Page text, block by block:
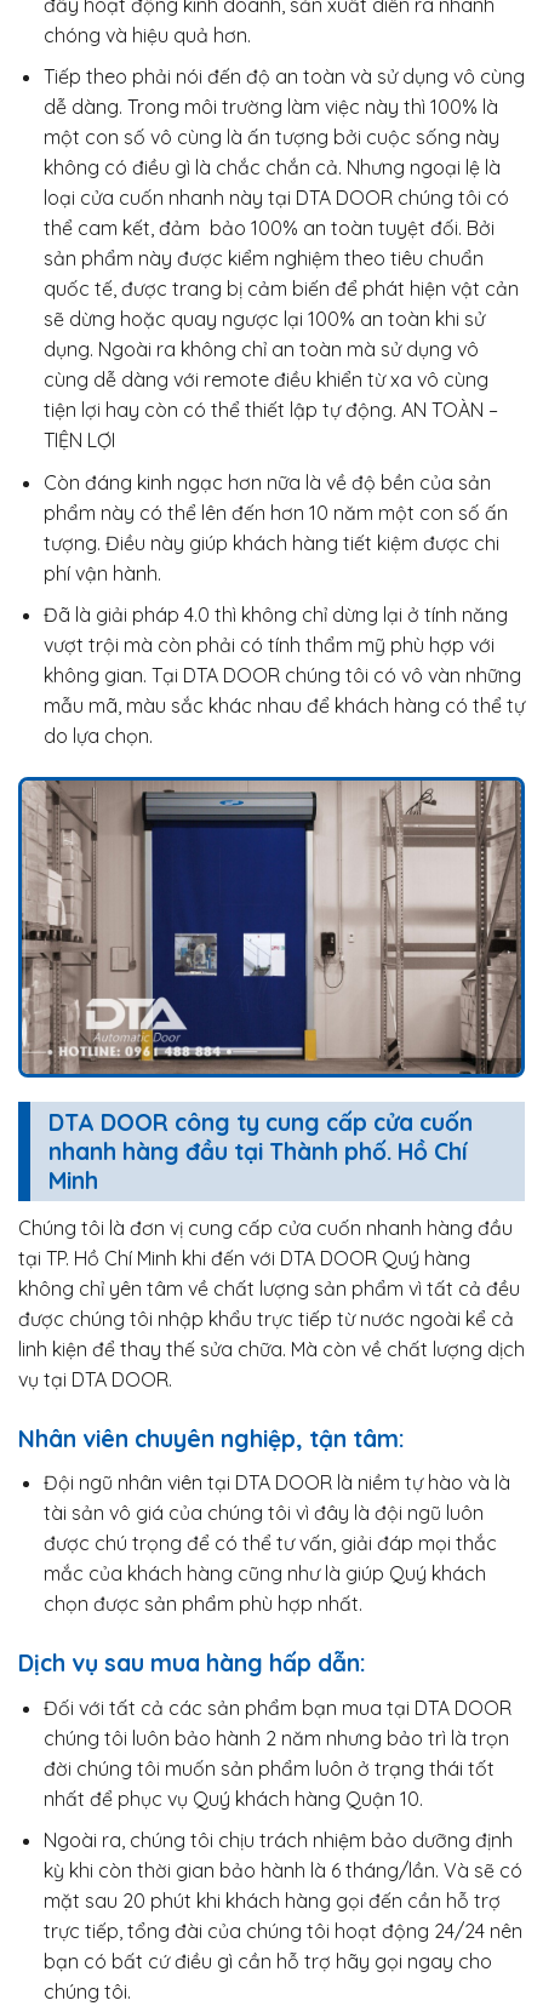
chóng và hiệu quả hơn.
Tiếp theo phải nói đến độ an toàn và sử dụng vô cùng
dễ dàng. Trong môi trường làm việc này thì 100% là
một con số vô cùng là ấn tượng bởi cuộc sống này
không có điều gì là chắc chắn cả. Nhưng ngoại lệ là
loại cửa cuốn nhanh này tại DTA DOOR chúng tôi có
thể cam kết, đảm bảo 100% an toàn tuyệt đối. Bởi
sản phẩm này được kiểm nghiệm theo tiêu chuẩn
quốc tế, được trang bị cảm biến để phát hiện vật cản
sẽ dừng hoặc quay ngược lại 100% an toàn khi sử
dụng. Ngoài ra không chỉ an toàn mà sử dụng vô
cùng dễ dàng với remote điều khiển từ xa vô cùng
tiện lợi hay còn có thể thiết lập tự động. AN TOÀN –
TIỆN LỢI
Còn đáng kinh ngạc hơn nữa là về độ bền của sản
phẩm này có thể lên đến hơn 10 năm một con số ấn
tượng. Điều này giúp khách hàng tiết kiệm được chi
phí vận hành.
Đã là giải pháp 4.0 thì không chỉ dừng lại ở tính năng
vượt trội mà còn phải có tính thẩm mỹ phù hợp với
không gian. Tại DTA DOOR chúng tôi có vô vàn những
mẫu mã, màu sắc khác nhau để khách hàng có thể tự
do lựa chọn.
DTA DOOR công ty cung cấp cửa cuốn
nhanh hàng đầu tại Thành phố. Hồ Chí
Minh
Chúng tôi là đơn vị cung cấp cửa cuốn nhanh hàng đầu
tại TP. Hồ Chí Minh khi đến với DTA DOOR Quý hàng
không chỉ yên tâm về chất lượng sản phẩm vì tất cả đều
được chúng tôi nhập khẩu trực tiếp từ nước ngoài kể cả
linh kiện để thay thế sửa chữa. Mà còn về chất lượng dịch
vụ tại DTA DOOR.
Nhân viên chuyên nghiệp, tận tâm:
Đội ngũ nhân viên tại DTA DOOR là niềm tự hào và là
tài sản vô giá của chúng tôi vì đây là đội ngũ luôn
được chú trọng để có thể tư vấn, giải đáp mọi thắc
mắc của khách hàng cũng như là giúp Quý khách
chọn được sản phẩm phù hợp nhất.
Dịch vụ sau mua hàng hấp dẫn:
Đối với tất cả các sản phẩm bạn mua tại DTA DOOR
chúng tôi luôn bảo hành 2 năm nhưng bảo trì là trọn
đời chúng tôi muốn sản phẩm luôn ở trạng thái tốt
nhất để phục vụ Quý khách hàng Quận 10.
Ngoài ra, chúng tôi chịu trách nhiệm bảo dưỡng định
kỳ khi còn thời gian bảo hành là 6 tháng/lần. Và sẽ có
mặt sau 20 phút khi khách hàng gọi đến cần hỗ trợ
trực tiếp, tổng đài của chúng tôi hoạt động 24/24 nên
bạn có bất cứ điều gì cần hỗ trợ hãy gọi ngay cho
chúng tôi.